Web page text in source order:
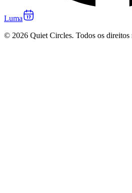
Luma
© 2026 Quiet Circles. Todos os direitos